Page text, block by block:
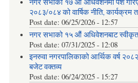
नगर सभाको १७ औं अधिवेशनमा पेश
२०८३/०८४ को वार्षिक नीति, कार्यक्रम
Post date: 06/25/2026 - 12:57
नगर सभाको १५ औं अधिवेशनबाट
Post date: 07/31/2025 - 12:08
इनरुवा नगरपालिकाको आर्थिक वर्ष
बजेट वक्तव्य
Post date: 06/24/2025 - 15:27